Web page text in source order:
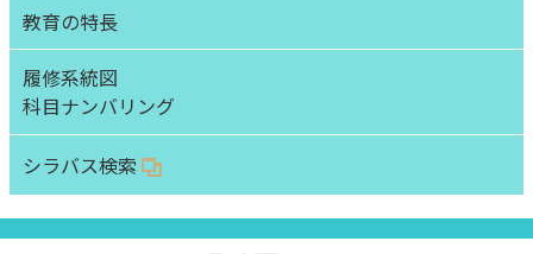
教育の特長
履修系統図
科目ナンバリング
シラバス検索